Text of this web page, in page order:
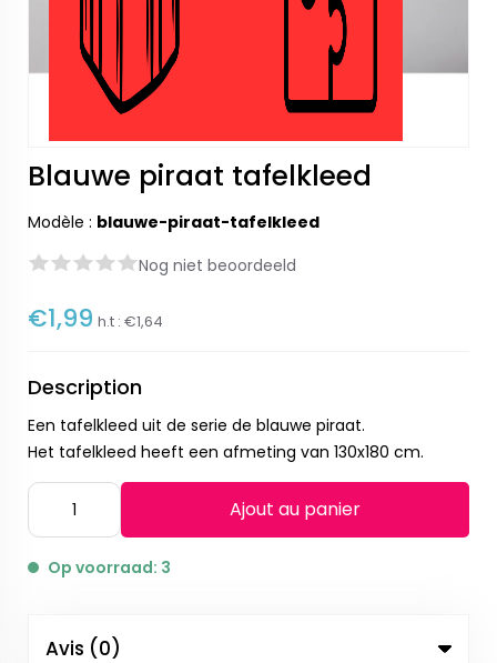
Blauwe piraat tafelkleed
Modèle : blauwe-piraat-tafelkleed
Nog niet beoordeeld
€1,99 h.t : €1,64
Description
Een tafelkleed uit de serie de blauwe piraat.
Het tafelkleed heeft een afmeting van 130x180 cm.
Ajout au panier
Op voorraad: 3
Avis (0)